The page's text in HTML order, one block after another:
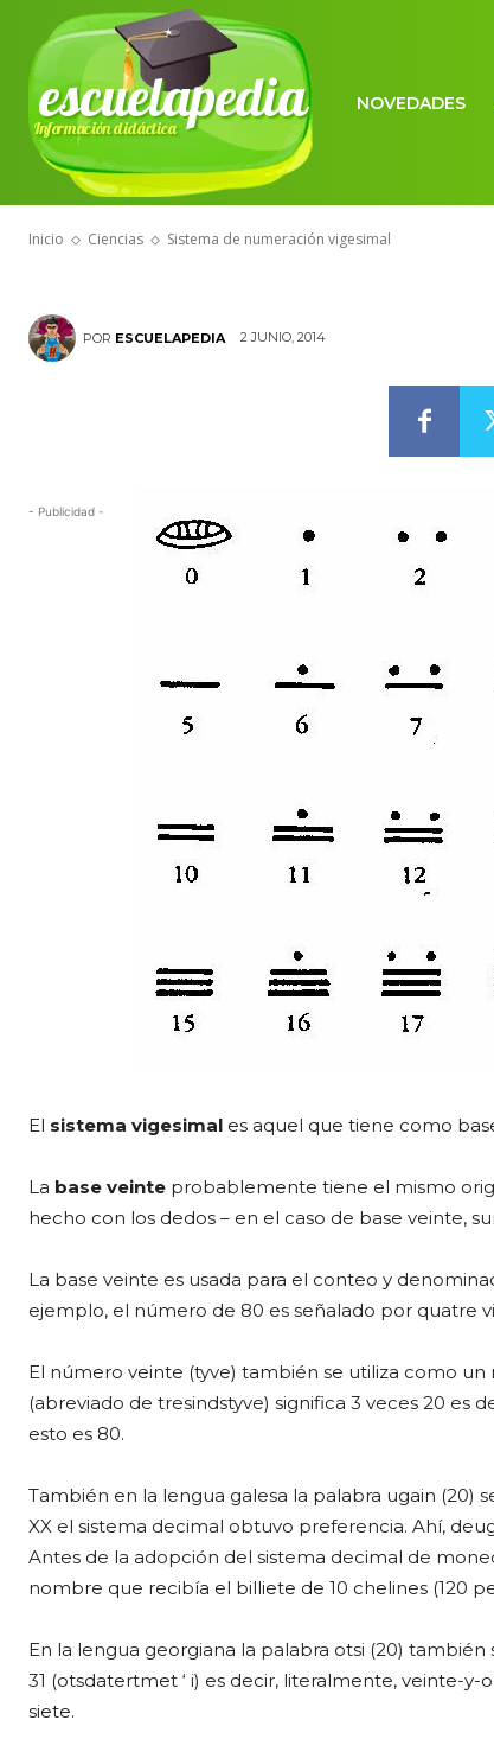
escuelapedia
Información didáctica
NOVEDADES
Inicio Ciencias Sistema de numeración vigesimal
CIENCIAS
Sistema de
POR ESCUELAPEDIA 2 JUNIO, 2014
- Publicidad -
El sistema vigesimal es aquel que tiene como
La base veinte probablemente tiene el mismo
hecho con los dedos – en el caso de base veinte,
La base veinte es usada para el conteo y
ejemplo, el número de 80 es señalado por quatre
El número veinte (tyve) también se utiliza como
(abreviado de tresindstyve) significa 3 veces 20 es
esto es 80.
También en la lengua galesa la palabra ugain (20)
XX el sistema decimal obtuvo preferencia. Ahí,
Antes de la adopción del sistema decimal de
nombre que recibía el billiete de 10 chelines (120
En la lengua georgiana la palabra otsi (20)
31 (otsdatertmet ‘ i) es decir, literalmente, veinte-
siete.